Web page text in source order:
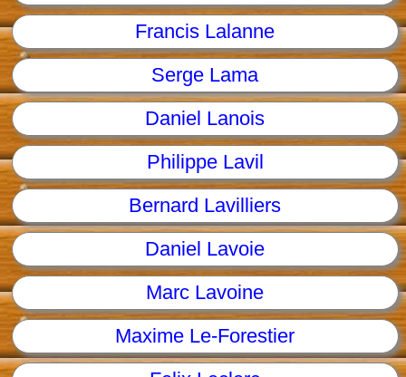
Francis Lalanne
Serge Lama
Daniel Lanois
Philippe Lavil
Bernard Lavilliers
Daniel Lavoie
Marc Lavoine
Maxime Le-Forestier